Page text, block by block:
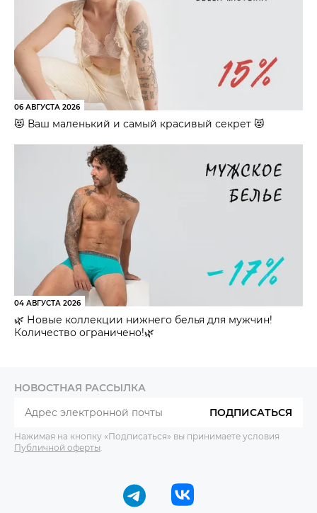
06 АВГУСТА 2026
😻 Ваш маленький и самый красивый секрет 😻
04 АВГУСТА 2026
🌿 Новые коллекции нижнего белья для мужчин!
Количество ограничено!🌿
НОВОСТНАЯ РАССЫЛКА
ПОДПИСАТЬСЯ
Нажимая на кнопку «Подписаться» вы принимаете условия
Публичной оферты